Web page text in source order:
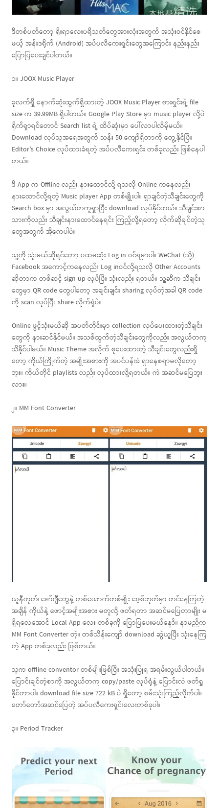
ဒီတစ်ပတ်တော့ ရိုးရာလေးပရိသတ်တွေအားလုံးအတွက် အသုံးဝင်နိုင်စေ
မယ့် အန်းဒရိုက် (Android) အပ်ပလီကေးရှင်းတွေအကြောင်း နည်းနည်း
ပြောပြပေးချင်ပါတယ်။
၁။ JOOX Music Player
ခုလက်ရှိ နောက်ဆုံးထွက်ရှိထားတဲ့ JOOX Music Player ဗားရှင်းရဲ့ file
size က 39.99MB ရှိပါတယ်။ Google Play Store မှာ music player လို့ပဲ
ရိုက်ရှာရင်တောင် Search list ရဲ့ ထိပ်ဆုံးမှာ ပေါ်လာပါလိမ့်မယ်။
Download လုပ်သူအရေအတွက် သန်း 50 ကျော်ရှိတာကို တွေ့နိုင်ပြီး
Editor’s Choice လုပ်ထားခံရတဲ့ အပ်ပလီကေးရှင်း တစ်ခုလည်း ဖြစ်နေပါ
တယ်။
ဒီ App က Offline လည်း နားထောင်လို့ ရသလို Online ကနေလည်း
နားထောင်လို့ရတဲ့ Music player App တစ်မျိုးပါ။ ရှာချင်တဲ့သီချင်းတွေကို
Search box မှာ အလွယ်တကူရှာပြီး download လုပ်နိုင်တယ်။ သီချင်းစာ
သားကိုလည်း သီချင်းနားထောင်နေရင်း ကြည့်လို့ရတော့ လိုက်ဆိုချင်တဲ့သူ
တွေအတွက် အိုကေပါပဲ။
သူ့ကို သုံးမယ်ဆိုရင်တော့ ပထမဆုံး Log in ဝင်ရမှာပါ။ WeChat (သို့)
Facebook အကောင့်ကနေလည်း Log inဝင်လို့ရသလို Other Accounts
ဆိုတာက တစ်ဆင့် sign up လုပ်ပြီး သုံးလည်း ရတယ်။ သူ့ဆီက သီချင်း
တွေမှာ QR code တွေပါတော့ အချင်းချင်း sharing လုပ်တဲ့အခါ QR code
ကို scan လုပ်ပြီး share လိုက်ရုံပဲ။
Online ဖွင့်သုံးမယ်ဆို အပတ်တိုင်းမှာ collection လုပ်ပေးထားတဲ့သီချင်း
တွေကို နားဆင်နိုင်မယ်။ အသစ်ထွက်တဲ့သီချင်းတွေကိုလည်း အလွယ်တကူ
သိနိုင်ပါမယ်။ Music Theme အလိုက် စုပေးထားတဲ့ သီချင်းတွေလည်းရှိ
တော့ ကိုယ်ကြိုက်တဲ့ အမျိုးအစားကို အပင်ပန်းခံ ရှာနေစရာမလိုတော့
ဘူး။ ကိုယ်တိုင် playlists လည်း လုပ်ထားလို့ရတယ်။ ကဲ အဆင်မပြေဘူး
လား။
၂။ MM Font Converter
ယူနီကုတ်၊ ဇော်ဂျီတွေနဲ့ တစ်ယောက်တစ်မျိုး ဖေ့စ်ဘုတ်မှာ တင်နေကြတဲ့
အချိန် ကိုယ်နဲ့ ဖောင့်အမျိုးအစား မတူလို့ ဖတ်ရတာ အဆင်မပြေတာမျိုး မ
ရှိရလေအောင် Local App လေး တစ်ခုကို ပြောပြပေးမယ်နော်။ နာမည်က
MM Font Converter တဲ့။ တစ်သိန်းကျော် download ဆွဲယူပြီး သုံးနေကြ
တဲ့ App တစ်ခုလည်း ဖြစ်တယ်။
သူက offline conventor တစ်မျိုးဖြစ်ပြီး အသုံးပြုရ အရမ်းလွယ်ပါတယ်။
ပြောင်းချင်တဲ့စာကို အလွယ်တကူ copy/paste လုပ်ရုံနဲ့ ပြောင်းလဲ ဖတ်ရှု
နိုင်တာပါ။ download file size 722 kB ပဲ ရှိတော့ စမ်းသုံးကြည့်လိုက်ပါ။
တော်တော်အဆင်ပြေတဲ့ အပ်ပလီကေးရှင်းလေးတစ်ခုပါ။
၃။ Period Tracker